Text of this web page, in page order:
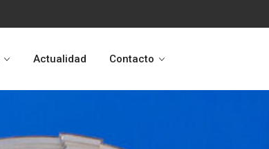
Actualidad Contacto